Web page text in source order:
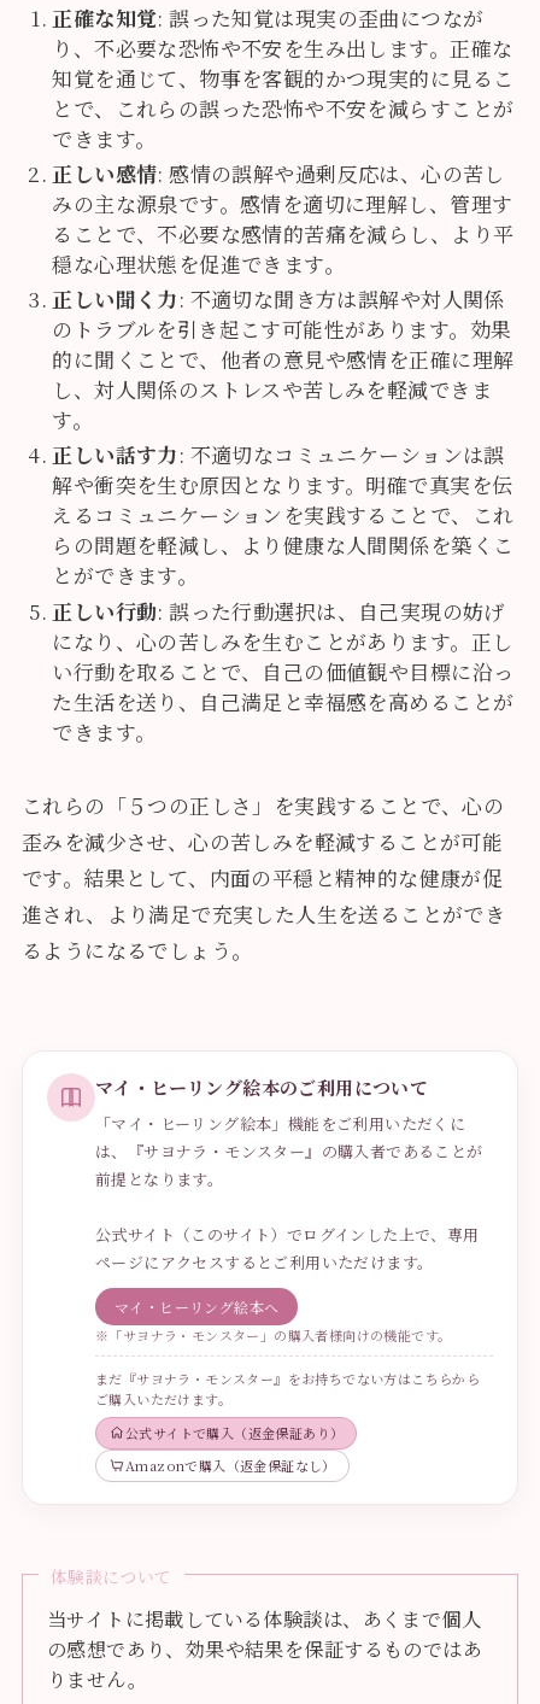
正確な知覚: 誤った知覚は現実の歪曲につなが
り、不必要な恐怖や不安を生み出します。正確な
知覚を通じて、物事を客観的かつ現実的に見るこ
とで、これらの誤った恐怖や不安を減らすことが
できます。
正しい感情: 感情の誤解や過剰反応は、心の苦し
みの主な源泉です。感情を適切に理解し、管理す
ることで、不必要な感情的苦痛を減らし、より平
穏な心理状態を促進できます。
正しい聞く力: 不適切な聞き方は誤解や対人関係
のトラブルを引き起こす可能性があります。効果
的に聞くことで、他者の意見や感情を正確に理解
し、対人関係のストレスや苦しみを軽減できま
す。
正しい話す力: 不適切なコミュニケーションは誤
解や衝突を生む原因となります。明確で真実を伝
えるコミュニケーションを実践することで、これ
らの問題を軽減し、より健康な人間関係を築くこ
とができます。
正しい行動: 誤った行動選択は、自己実現の妨げ
になり、心の苦しみを生むことがあります。正し
い行動を取ることで、自己の価値観や目標に沿っ
た生活を送り、自己満足と幸福感を高めることが
できます。
これらの「５つの正しさ」を実践することで、心の
歪みを減少させ、心の苦しみを軽減することが可能
です。結果として、内面の平穏と精神的な健康が促
進され、より満足で充実した人生を送ることができ
るようになるでしょう。
マイ・ヒーリング絵本のご利用について
「マイ・ヒーリング絵本」機能をご利用いただくに
は、『サヨナラ・モンスター』の購入者であることが
前提となります。
公式サイト（このサイト）でログインした上で、専用
ページにアクセスするとご利用いただけます。
マイ・ヒーリング絵本へ
※「サヨナラ・モンスター」の購入者様向けの機能です。
まだ『サヨナラ・モンスター』をお持ちでない方はこちらから
ご購入いただけます。
公式サイトで購入（返金保証あり）
Amazonで購入（返金保証なし）
体験談について
当サイトに掲載している体験談は、あくまで個人
の感想であり、効果や結果を保証するものではあ
りません。